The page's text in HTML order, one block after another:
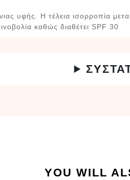
υφής. Η τέλεια ισορροπία
καθώς διαθέτει SPF 30
YOU WILL